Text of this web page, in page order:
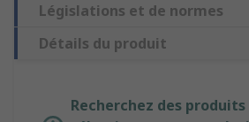
Législations et de normes
Détails du produit
Recherchez des